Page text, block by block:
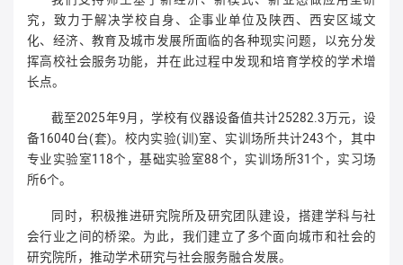
究，致力于解决学校自身、企事业单位及陕西、西安区域文
化、经济、教育及城市发展所面临的各种现实问题，以充分发
挥高校社会服务功能，并在此过程中发现和培育学校的学术增
长点。
截至2025年9月，学校有仪器设备值共计25282.3万元，设
备16040台(套)。校内实验(训)室、实训场所共计243个，其中
专业实验室118个，基础实验室88个，实训场所31个，实习场
所6个。
同时，积极推进研究院所及研究团队建设，搭建学科与社
会行业之间的桥梁。为此，我们建立了多个面向城市和社会的
研究院所，推动学术研究与社会服务融合发展。